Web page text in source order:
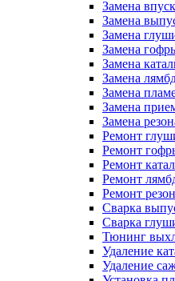
Замена
Замена
Замена
Замена
Замена
Замена
Замена
Замена
Замена
Ремонт
Ремонт
Ремонт
Ремонт
Ремонт
Сварка
Сварка
Тюнинг
Удаление
Удаление